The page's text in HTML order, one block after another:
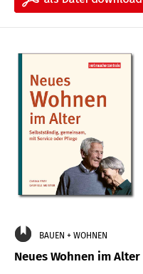
BAUEN + WOHNEN
Neues Wohnen im Alter